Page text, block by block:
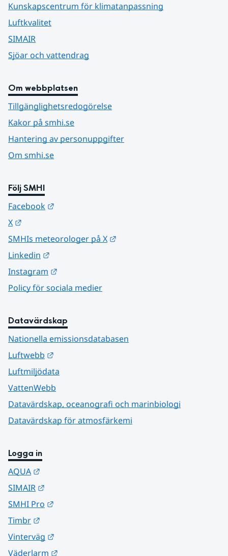
Kunskapscentrum för klimatanpassning
Luftkvalitet
SIMAIR
Sjöar och vattendrag
Om webbplatsen
Tillgänglighetsredogörelse
Kakor på smhi.se
Hantering av personuppgifter
Om smhi.se
Följ SMHI
Facebook
X
SMHIs meteorologer på X
Linkedin
Instagram
Policy för sociala medier
Datavärdskap
Nationella emissionsdatabasen
Luftwebb
Luftmiljödata
VattenWebb
Datavärdskap, oceanografi och marinbiologi
Datavärdskap för atmosfärkemi
Logga in
AQUA
SIMAIR
SMHI Pro
Timbr
Vinterväg
Väderlarm